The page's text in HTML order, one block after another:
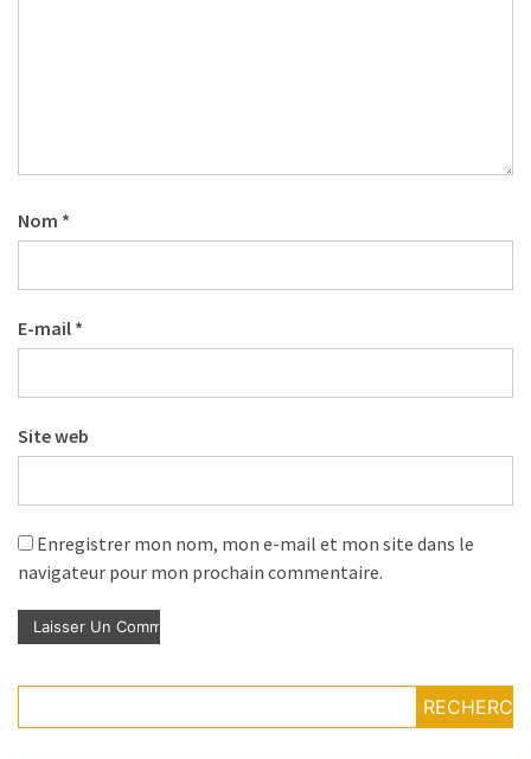
Nom *
E-mail *
Site web
Enregistrer mon nom, mon e-mail et mon site dans le
navigateur pour mon prochain commentaire.